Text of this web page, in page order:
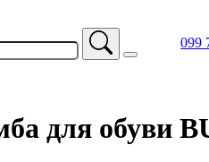
для обуви
099